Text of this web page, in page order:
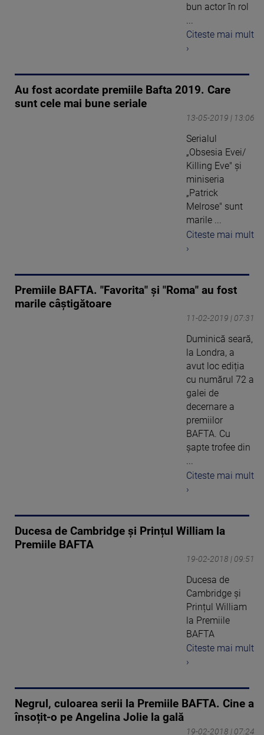
bun actor în rol
...
Citeste mai mult
›
Au fost acordate premiile Bafta 2019. Care
sunt cele mai bune seriale
13-05-2019 | 13:06
Serialul
„Obsesia Evei/
Killing Eve" şi
miniseria
„Patrick
Melrose" sunt
marile ...
Citeste mai mult
›
Premiile BAFTA. "Favorita" şi "Roma" au fost
marile câştigătoare
11-02-2019 | 07:31
Duminică seară,
la Londra, a
avut loc ediția
cu numărul 72 a
galei de
decernare a
premiilor
BAFTA. Cu
șapte trofee din
...
Citeste mai mult
›
Ducesa de Cambridge și Prințul William la
Premiile BAFTA
19-02-2018 | 09:51
Ducesa de
Cambridge și
Prințul William
la Premiile
BAFTA
Citeste mai mult
›
Negrul, culoarea serii la Premiile BAFTA. Cine a
însoțit-o pe Angelina Jolie la gală
19-02-2018 | 07:24